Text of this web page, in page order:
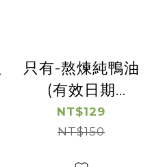
只有-熬煉純鴨油
(有效日期
2026/8/16)
NT$129
NT$150